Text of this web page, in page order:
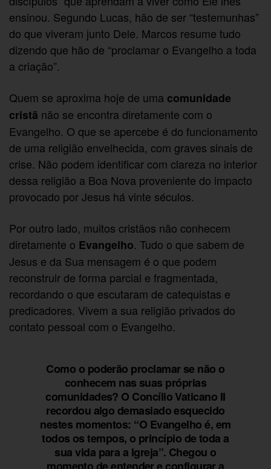
ensinou. Segundo Lucas, hão de ser “testemunhas”
do que viveram junto Dele. Marcos resume tudo
dizendo que hão de “proclamar o Evangelho a toda
a criação”.
Quem se aproxima hoje de uma comunidade
cristã não se encontra diretamente com o
Evangelho. O que se apercebe é do funcionamento
de uma religião envelhecida, com graves sinais de
crise. Não podem identificar com clareza no interior
dessa religião a Boa Nova proveniente do impacto
provocado por Jesus há vinte séculos.
Por outro lado, muitos cristãos não conhecem
diretamente o Evangelho. Tudo o que sabem de
Jesus e da Sua mensagem é o que podem
reconstruir de forma parcial e fragmentada,
recordando o que escutaram de catequistas e
predicadores. Vivem a sua religião privados do
contato pessoal com o Evangelho.
Como o poderão proclamar se não o
conhecem nas suas próprias
comunidades? O Concílio Vaticano II
recordou algo demasiado esquecido
nestes momentos: “O Evangelho é, em
todos os tempos, o princípio de toda a
sua vida para a Igreja”. Chegou o